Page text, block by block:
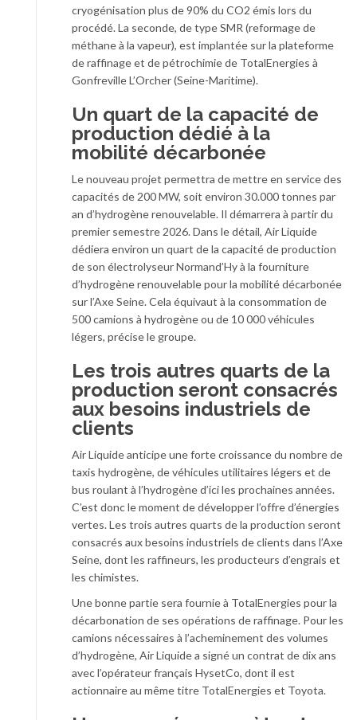
cryogénisation plus de 90% du CO2 émis lors du
procédé. La seconde, de type SMR (reformage de
méthane à la vapeur), est implantée sur la plateforme
de raffinage et de pétrochimie de TotalEnergies à
Gonfreville L’Orcher (Seine-Maritime).
Un quart de la capacité de
production dédié à la
mobilité décarbonée
Le nouveau projet permettra de mettre en service des
capacités de 200 MW, soit environ 30.000 tonnes par
an d’hydrogène renouvelable. Il démarrera à partir du
premier semestre 2026. Dans le détail, Air Liquide
dédiera environ un quart de la capacité de production
de son électrolyseur Normand’Hy à la fourniture
d’hydrogène renouvelable pour la mobilité décarbonée
sur l’Axe Seine. Cela équivaut à la consommation de
500 camions à hydrogène ou de 10 000 véhicules
légers, précise le groupe.
Les trois autres quarts de la
production seront consacrés
aux besoins industriels de
clients
Air Liquide anticipe une forte croissance du nombre de
taxis hydrogène, de véhicules utilitaires légers et de
bus roulant à l’hydrogène d’ici les prochaines années.
C’est donc le moment de développer l’offre d’énergies
vertes. Les trois autres quarts de la production seront
consacrés aux besoins industriels de clients dans l’Axe
Seine, dont les raffineurs, les producteurs d’engrais et
les chimistes.
Une bonne partie sera fournie à TotalEnergies pour la
décarbonation de ses opérations de raffinage. Pour les
camions nécessaires à l’acheminement des volumes
d’hydrogène, Air Liquide a signé un contrat de dix ans
avec l’opérateur français HysetCo, dont il est
actionnaire au même titre TotalEnergies et Toyota.